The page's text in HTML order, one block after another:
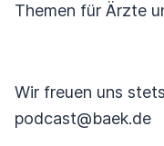
Themen für Ärzte
Wir freuen uns
podcast@baek.de